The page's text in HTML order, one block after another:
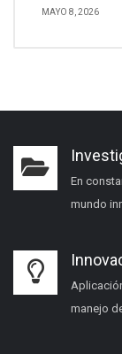
MAYO 8, 2026
En
mundo
manejo